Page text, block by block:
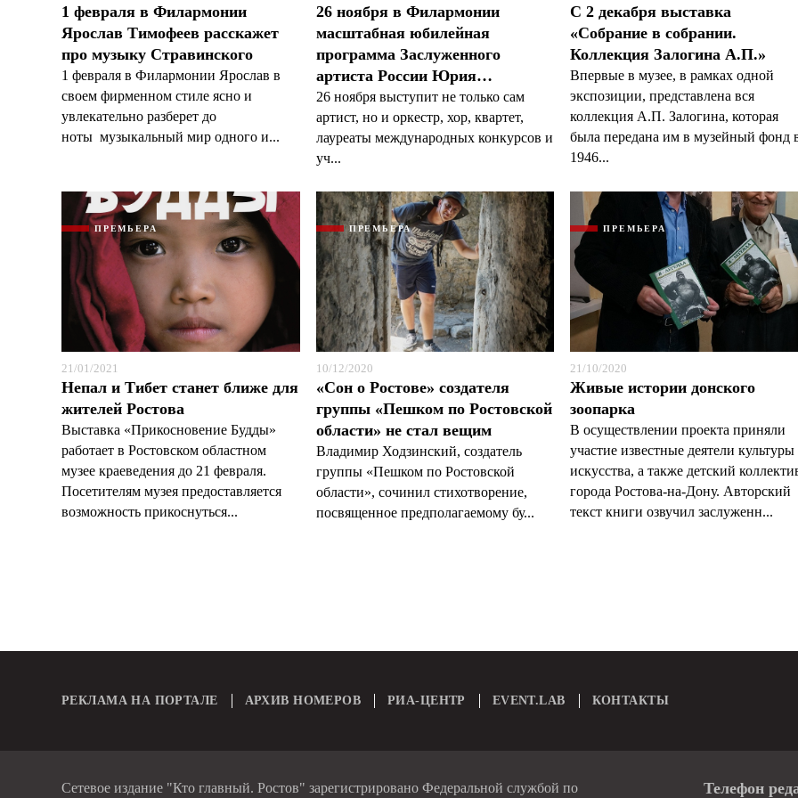
1 февраля в Филармонии
Ярослав Тимофеев расскажет
про музыку Стравинского
1 февраля в Филармонии Ярослав в
своем фирменном стиле ясно и
увлекательно разберет до
ноты музыкальный мир одного и...
26 ноября в Филармонии
масштабная юбилейная
программа Заслуженного
артиста России Юрия…
26 ноября выступит не только сам
артист, но и оркестр, хор, квартет,
лауреаты международных конкурсов и
уч...
С 2 декабря выставка
«Собрание в собрании.
Коллекция Залогина А.П.»
Впервые в музее, в рамках одной
экспозиции, представлена вся
коллекция А.П. Залогина, которая
была передана им в музейный фонд
1946...
ПРЕМЬЕРА
21/01/2021
Непал и Тибет станет ближе для
жителей Ростова
Выставка «Прикосновение Будды»
работает в Ростовском областном
музее краеведения до 21 февраля.
Посетителям музея предоставляется
возможность прикоснуться...
ПРЕМЬЕРА
10/12/2020
«Сон о Ростове» создателя
группы «Пешком по Ростовской
области» не стал вещим
Владимир Ходзинский, создатель
группы «Пешком по Ростовской
области», сочинил стихотворение,
посвященное предполагаемому бу...
ПРЕМЬЕРА
21/10/2020
Живые истории донского
зоопарка
В осуществлении проекта приняли
участие известные деятели культуры
искусства, а также детский
города Ростова-на-Дону. Авторский
текст книги озвучил заслуженн...
Я согласен сполитикой конфиденциальности и защиты информации*
РЕКЛАМА НА ПОРТАЛЕ АРХИВ НОМЕРОВ РИА-ЦЕНТР EVENT.LAB КОНТАКТЫ
Сетевое издание "Кто главный. Ростов" зарегистрировано Федеральной службой по Телефон
Я согласен сполитикой конфиденциальности и защиты информации*